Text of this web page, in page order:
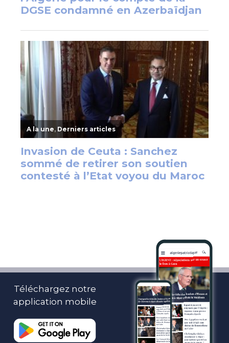
Téléchargez notre
application mobile